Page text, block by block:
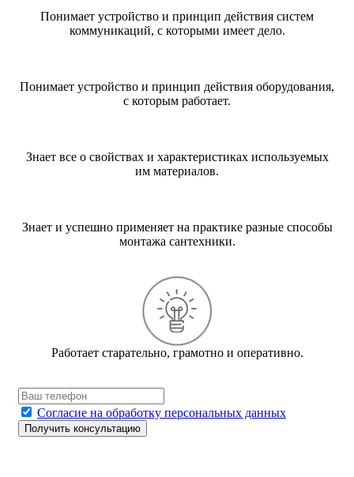
Понимает устройство и принцип действия систем
коммуникаций, с которыми имеет дело.
Понимает устройство и принцип действия оборудования,
с которым работает.
Знает все о свойствах и характеристиках используемых
им материалов.
Знает и успешно применяет на практике разные способы
монтажа сантехники.
Работает старательно, грамотно и оперативно.
Согласие на обработку персональных данных